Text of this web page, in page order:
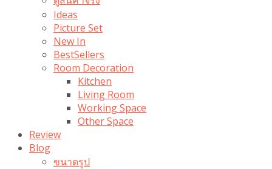
Ideas
Picture Set
New In
BestSellers
Room Decoration
Kitchen
Living Room
Working Space
Other Space
Review
Blog
ขนาดรูป